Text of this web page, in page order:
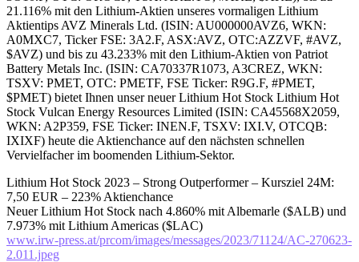
21.116% mit den Lithium-Aktien unseres vormaligen Lithium
Aktientips AVZ Minerals Ltd. (ISIN: AU000000AVZ6, WKN:
A0MXC7, Ticker FSE: 3A2.F, ASX:AVZ, OTC:AZZVF, #AVZ,
$AVZ) und bis zu 43.233% mit den Lithium-Aktien von Patriot
Battery Metals Inc. (ISIN: CA70337R1073, A3CREZ, WKN:
TSXV: PMET, OTC: PMETF, FSE Ticker: R9G.F, #PMET,
$PMET) bietet Ihnen unser neuer Lithium Hot Stock Lithium Hot
Stock Vulcan Energy Resources Limited (ISIN: CA45568X2059,
WKN: A2P359, FSE Ticker: INEN.F, TSXV: IXI.V, OTCQB:
IXIXF) heute die Aktienchance auf den nächsten schnellen
Vervielfacher im boomenden Lithium-Sektor.
Lithium Hot Stock 2023 – Strong Outperformer – Kursziel 24M:
7,50 EUR – 223% Aktienchance
Neuer Lithium Hot Stock nach 4.860% mit Albemarle ($ALB) und
7.973% mit Lithium Americas ($LAC)
www.irw-press.at/prcom/images/messages/2023/71124/AC-270623-
2.011.jpeg